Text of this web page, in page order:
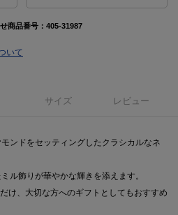
商品番号： 405-31987
いて
サイズ レビュー
ンドをセッティングしたクラシカルなネ
ル飾りが華やかな輝きを添えます。
け、大切な方へのギフトとしてもおすすめ